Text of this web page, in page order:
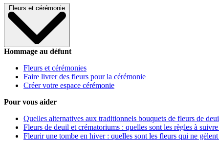
Fleurs et cérémonie
Hommage au défunt
Fleurs et cérémonies
Faire livrer des fleurs pour la cérémonie
Créer votre espace cérémonie
Pour vous aider
Quelles alternatives aux traditionnels bouquets de fleurs de
Fleurs de deuil et crématoriums : quelles sont les règles à
Fleurir une tombe en hiver : quelles sont les fleurs qui ne gèlent